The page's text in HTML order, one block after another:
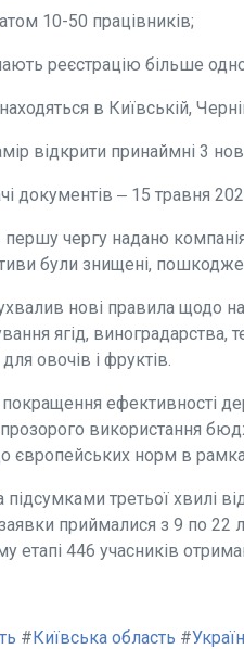
10-50 працівників;
реєстрацію більше
в Київській,
відкрити принаймні 3
документів ‒ 15 травня
чергу надано
були знищені,
нові правила щодо
ягід, виноградарства,
овочів і фруктів.
ефективності
використання
європейських норм в
підсумками третьої хвилі
приймалися з 9 по
етапі 446 учасників
#Київська область #